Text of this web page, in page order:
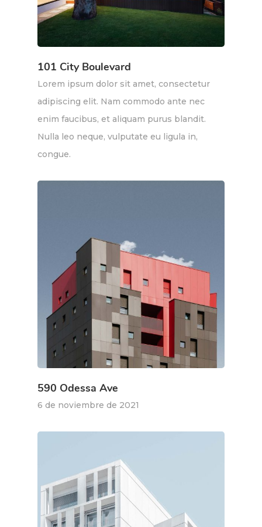
101 City Boulevard
Lorem ipsum dolor sit amet, consectetur
adipiscing elit. Nam commodo ante nec
enim faucibus, et aliquam purus blandit.
Nulla leo neque, vulputate eu ligula in,
congue.
590 Odessa Ave
6 de noviembre de 2021